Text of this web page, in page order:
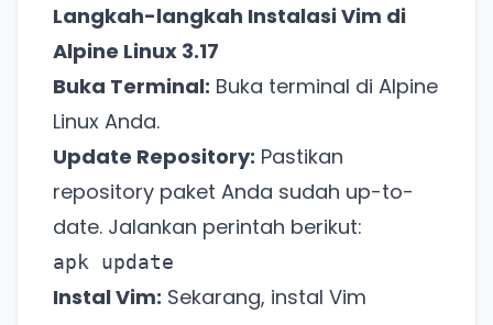
Langkah-langkah Instalasi Vim di
Alpine Linux 3.17
Buka Terminal: Buka terminal di Alpine
Linux Anda.
Update Repository: Pastikan
repository paket Anda sudah up-to-
date. Jalankan perintah berikut:
apk update
Instal Vim: Sekarang, instal Vim